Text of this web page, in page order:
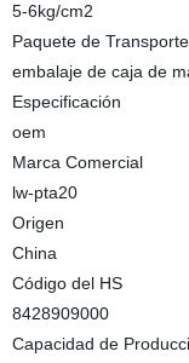
5-6kg/cm2
Paquete de Transporte
embalaje de caja de
Especificación
oem
Marca Comercial
lw-pta20
Origen
China
Código del HS
8428909000
Capacidad de